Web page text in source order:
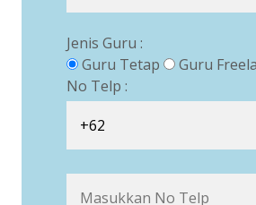
Jenis Guru :
Guru Tetap
Guru
No Telp :